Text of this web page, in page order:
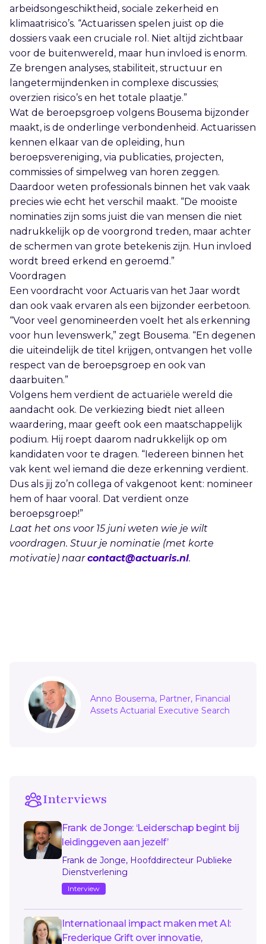
arbeidsongeschiktheid, sociale zekerheid en
klimaatrisico’s. “Actuarissen spelen juist op die
dossiers vaak een cruciale rol. Niet altijd zichtbaar
voor de buitenwereld, maar hun invloed is enorm.
Ze brengen analyses, stabiliteit, structuur en
langetermijndenken in complexe discussies;
overzien risico’s en het totale plaatje.”
Wat de beroepsgroep volgens Bousema bijzonder
maakt, is de onderlinge verbondenheid. Actuarissen
kennen elkaar van de opleiding, hun
beroepsvereniging, via publicaties, projecten,
commissies of simpelweg van horen zeggen.
Daardoor weten professionals binnen het vak vaak
precies wie echt het verschil maakt. “De mooiste
nominaties zijn soms juist die van mensen die niet
nadrukkelijk op de voorgrond treden, maar achter
de schermen van grote betekenis zijn. Hun invloed
wordt breed erkend en geroemd.”
Voordragen
Een voordracht voor Actuaris van het Jaar wordt
dan ook vaak ervaren als een bijzonder eerbetoon.
“Voor veel genomineerden voelt het als erkenning
voor hun levenswerk,” zegt Bousema. “En degenen
die uiteindelijk de titel krijgen, ontvangen het volle
respect van de beroepsgroep en ook van
daarbuiten.”
Volgens hem verdient de actuariële wereld die
aandacht ook. De verkiezing biedt niet alleen
waardering, maar geeft ook een maatschappelijk
podium. Hij roept daarom nadrukkelijk op om
kandidaten voor te dragen. “Iedereen binnen het
vak kent wel iemand die deze erkenning verdient.
Dus als jij zo’n collega of vakgenoot kent: nomineer
hem of haar vooral. Dat verdient onze
beroepsgroep!”
Laat het ons voor 15 juni weten wie je wilt
voordragen. Stuur je nominatie (met korte
motivatie) naarcontact@actuaris.nl.
Sidebar
Anno Bousema, Partner, Financial
Assets Actuarial Executive Search
Interviews
Frank de Jonge: ‘Leiderschap begint bij
leidinggeven aan jezelf’
Frank de Jonge, Hoofddirecteur Publieke
Dienstverlening
Interview
Internationaal impact maken met AI:
Frederique Grift over innovatie,